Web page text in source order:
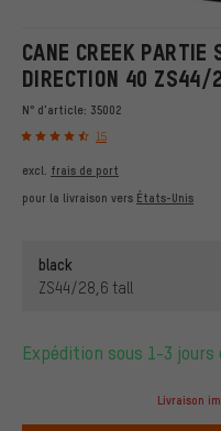
CANE CREEK PARTIE
DIRECTION 40 ZS44/
N° d'article: 35002
15
excl. frais de port
pour la livraison vers États-Unis
black
ZS44/28,6 tall
Expédition sous 1-3 jours
Livraison